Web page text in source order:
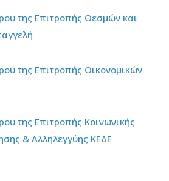
της Επιτροπής Θεσμών και
της Επιτροπής Οικονομικών
της Επιτροπής Κοινωνικής
& Αλληλεγγύης ΚΕΔΕ